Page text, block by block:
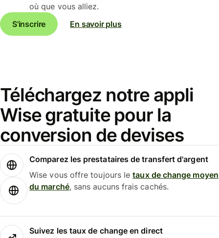
où que vous alliez.
S'inscrire
En savoir plus
Téléchargez notre appli
Wise gratuite pour la
conversion de devises
Comparez les prestataires de transfert d'argent
Wise vous offre toujours letaux de change moyen
du marché, sans aucuns frais cachés.
Suivez les taux de change en direct